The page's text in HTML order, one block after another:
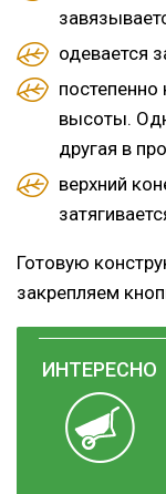
одевается
высоты.
другая в
верхний
Готовую
закрепляем